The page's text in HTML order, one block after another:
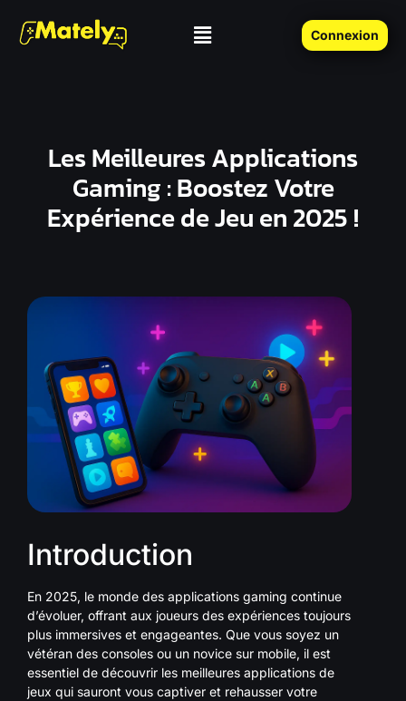
Connexion
Les Meilleures Applications
Gaming : Boostez Votre
Expérience de Jeu en 2025 !
Introduction
En 2025, le monde des applications gaming continue
d’évoluer, offrant aux joueurs des expériences toujours
plus immersives et engageantes. Que vous soyez un
vétéran des consoles ou un novice sur mobile, il est
essentiel de découvrir les meilleures applications de
jeux qui sauront vous captiver et rehausser votre